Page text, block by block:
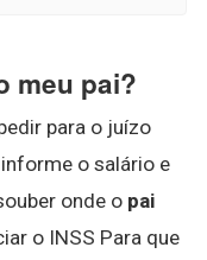
meu pai?
para o juízo
o salário e
onde o pai
o INSS Para que